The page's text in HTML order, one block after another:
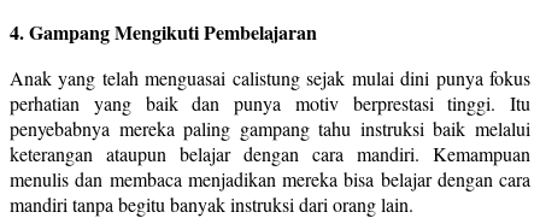
4. Gampang Mengikuti Pembelajaran
Anak yang telah menguasai calistung sejak mulai dini punya fokus
perhatian yang baik dan punya motiv berprestasi tinggi. Itu
penyebabnya mereka paling gampang tahu instruksi baik melalui
keterangan ataupun belajar dengan cara mandiri. Kemampuan
menulis dan membaca menjadikan mereka bisa belajar dengan cara
mandiri tanpa begitu banyak instruksi dari orang lain.